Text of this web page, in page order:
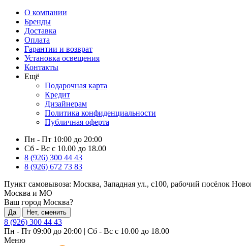
О компании
Бренды
Доставка
Оплата
Гарантии и возврат
Установка освещения
Контакты
Ещё
Подарочная карта
Кредит
Дизайнерам
Политика конфиденциальности
Публичная оферта
Пн - Пт 10:00 до 20:00
Сб - Вс с 10.00 до 18.00
8 (926) 300 44 43
8 (926) 672 73 83
Пункт самовывоза: Москва, Западная ул., с100, рабочий посёлок
Москва и МО
Ваш город Москва?
Да Нет, сменить
8 (926) 300 44 43
Пн - Пт 09:00 до 20:00 | Сб - Вс с 10.00 до 18.00
Меню